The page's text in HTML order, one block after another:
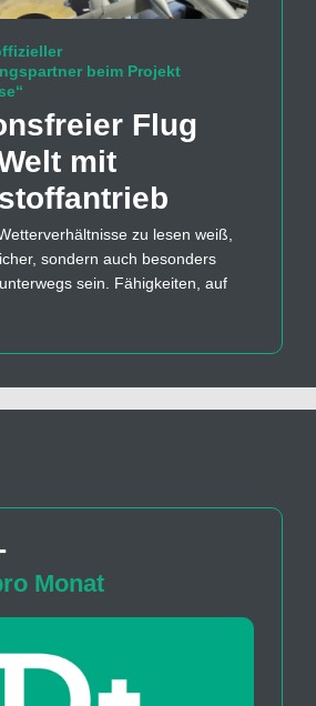
beim Projekt
Flug
mit
zu lesen weiß,
sondern auch besonders
sein. Fähigkeiten, auf
Monat